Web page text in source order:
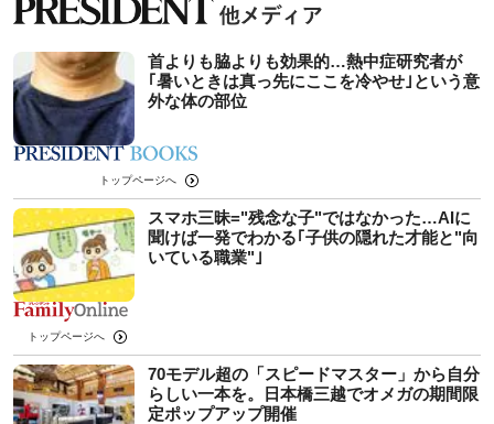
首よりも脇よりも効果的…熱中症研究者が
｢暑いときは真っ先にここを冷やせ｣という意
外な体の部位
トップページへ
スマホ三昧="残念な子"ではなかった…AIに
聞けば一発でわかる｢子供の隠れた才能と"向
いている職業"｣
トップページへ
70モデル超の「スピードマスター」から自分
らしい一本を。日本橋三越でオメガの期間限
定ポップアップ開催